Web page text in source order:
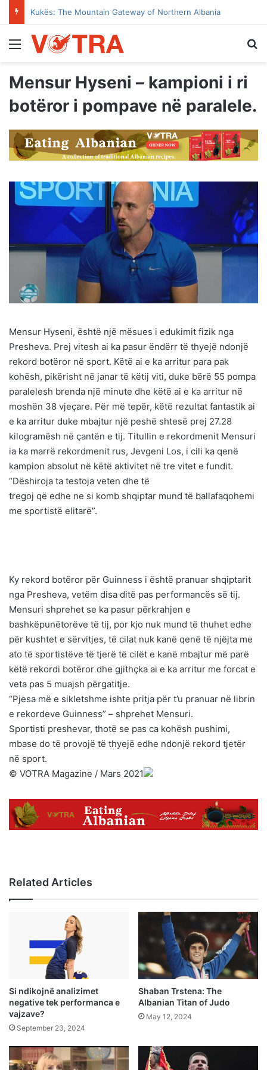
Kukës: The Mountain Gateway of Northern Albania
Menu
Mensur Hyseni – kampioni i ri
botëror i pompave në paralele.
Mensur Hyseni, është një mësues i edukimit fizik nga
Presheva. Prej vitesh ai ka pasur ëndërr të thyejë ndonjë
rekord botëror në sport. Këtë ai e ka arritur para pak
kohësh, pikërisht në janar të këtij viti, duke bërë 55 pompa
paralelesh brenda një minute dhe këtë ai e ka arritur në
moshën 38 vjeçare. Për më tepër, këtë rezultat fantastik ai
e ka arritur duke mbajtur një peshë shtesë prej 27.28
kilogramësh në çantën e tij. Titullin e rekordmenit Mensuri
ia ka marrë rekordmenit rus, Jevgeni Los, i cili ka qenë
kampion absolut në këtë aktivitet në tre vitet e fundit.
“Dëshiroja ta testoja veten dhe të
tregoj që edhe ne si komb shqiptar mund të ballafaqohemi
me sportistë elitarë”.
Ky rekord botëror për Guinness i është pranuar shqiptarit
nga Presheva, vetëm disa ditë pas performancës së tij.
Mensuri shprehet se ka pasur përkrahjen e
bashkëpunëtorëve të tij, por kjo nuk mund të thuhet edhe
për kushtet e sërvitjes, të cilat nuk kanë qenë të njëjta me
ato të sportistëve të tjerë të cilët e kanë mbajtur më parë
këtë rekordi botëror dhe gjithçka ai e ka arritur me forcat e
veta pas 5 muajsh përgatitje.
“Pjesa më e sikletshme ishte pritja për t’u pranuar në librin
e rekordeve Guinness” – shprehet Mensuri.
Sportisti preshevar, thotë se pas ca kohësh pushimi,
mbase do të provojë të thyejë edhe ndonjë rekord tjetër
në sport.
©️ VOTRA Magazine / Mars 2021
Related Articles
Si ndikojnë analizimet
negative tek performanca e
vajzave?
September 23, 2024
Shaban Trstena: The
Albanian Titan of Judo
May 12, 2024